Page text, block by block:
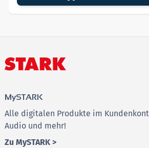
Lehrstuhl für Europarecht,
MySTARK
Alle digitalen Produkte im
Audio und mehr!
Zu MySTARK >